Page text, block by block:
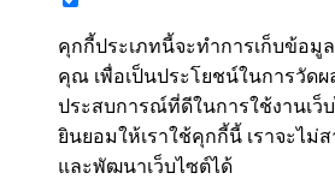
คุกกี้ประเภทนี้จะทำการเก็บข้อมู
คุณ เพื่อเป็นประโยชน์ในการวัด
ประสบการณ์ที่ดีในการใช้งานเว็
ยินยอมให้เราใช้คุกกี้นี้ เราจะไม่
และพัฒนาเว็บไซต์ได้